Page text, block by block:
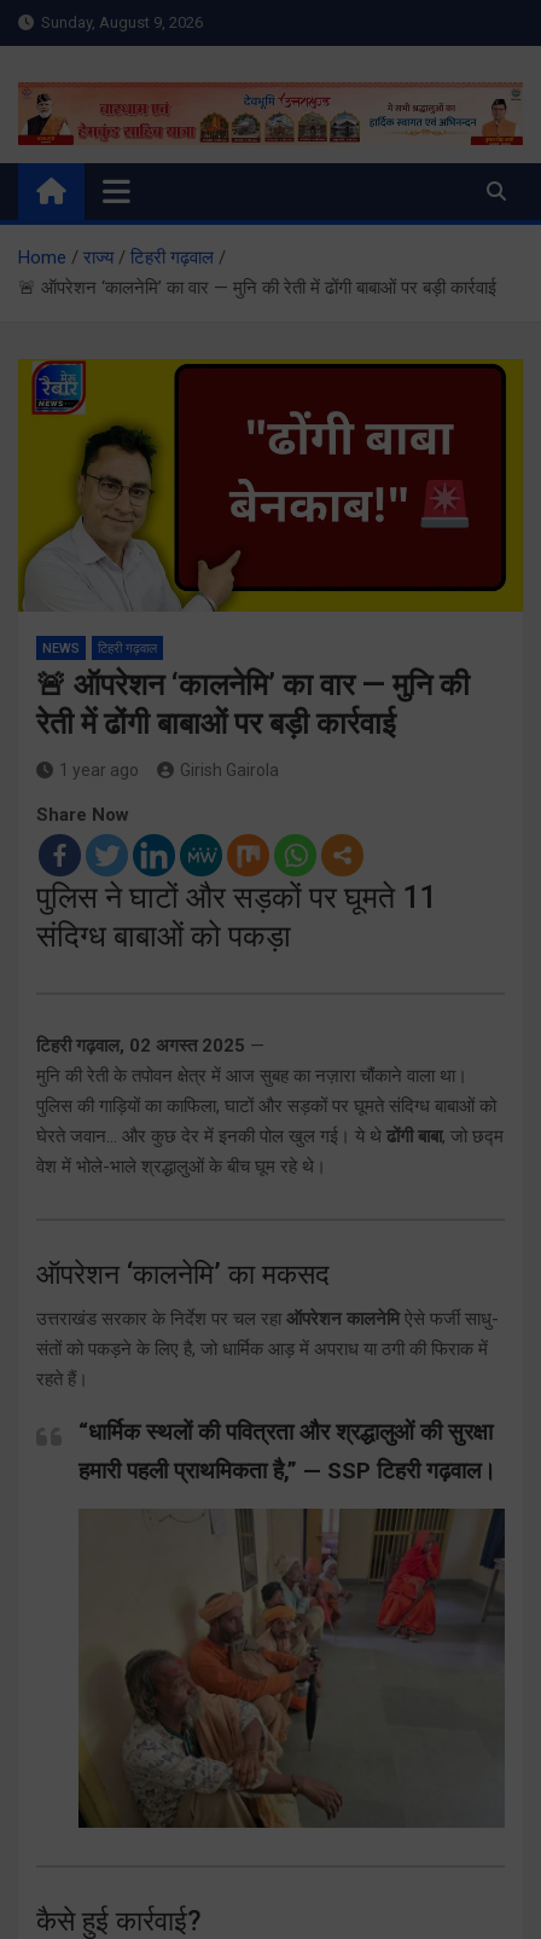
Skip
to
Sunday, August 9, 2026
Meru Raibar | Uttarakhand
News | Uttarkashi News
meruraibar.com
Home राज्य
टिहरी गढ़वाल
🚨 ऑपरेशन ‘कालनेमि’ का वार — मुनि की रेती में ढोंगी बाबाओं पर बड़ी कार्रवाई
NEWS टिहरी गढ़वाल
🚨 ऑपरेशन ‘कालनेमि’ का वार — मुनि की
रेती में ढोंगी बाबाओं पर बड़ी कार्रवाई
1 year ago Girish Gairola
Share Now
पुलिस ने घाटों और सड़कों पर घूमते 11
संदिग्ध बाबाओं को पकड़ा
टिहरी गढ़वाल, 02 अगस्त 2025 —
मुनि की रेती के तपोवन क्षेत्र में आज सुबह का नज़ारा चौंकाने वाला था।
पुलिस की गाड़ियों का काफिला, घाटों और सड़कों पर घूमते संदिग्ध बाबाओं को
घेरते जवान… और कुछ देर में इनकी पोल खुल गई। ये थे ढोंगी बाबा, जो छद्म
वेश में भोले-भाले श्रद्धालुओं के बीच घूम रहे थे।
ऑपरेशन ‘कालनेमि’ का मकसद
उत्तराखंड सरकार के निर्देश पर चल रहाऑपरेशन कालनेमिऐसे फर्जी साधु-
संतों को पकड़ने के लिए है, जो धार्मिक आड़ में अपराध या ठगी की फिराक में
रहते हैं।
“धार्मिक स्थलों की पवित्रता और श्रद्धालुओं की सुरक्षा
हमारी पहली प्राथमिकता है,” — SSP टिहरी गढ़वाल।
कैसे हुई कार्रवाई?